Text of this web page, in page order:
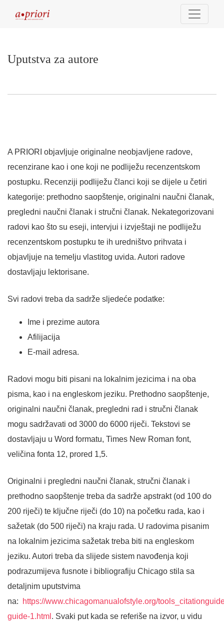
Uputstva za autore
A PRIORI objavljuje originalne neobjavljene radove,
recenzirane kao i one koji ne podliježu recenzentskom
postupku. Recenziji podliježu članci koji se dijele u četiri
kategorije: prethodno saopštenje, originalni naučni članak,
pregledni naučni članak i stručni članak. Nekategorizovani
radovi kao što su eseji, intervjui i izvještaji ne podliježu
recenzentskom postupku te ih uredništvo prihvata i
objavljuje na temelju vlastitog uvida. Autori radove
dostavljaju lektorisane.
Svi radovi treba da sadrže sljedeće podatke:
Ime i prezime autora
Afilijacija
E-mail adresa.
Radovi mogu biti pisani na lokalnim jezicima i na oba
pisma, kao i na engleskom jeziku. Prethodno saopštenje,
originalni naučni članak, pregledni rad i stručni članak
mogu sadržavati od 3000 do 6000 riječi. Tekstovi se
dostavljaju u Word formatu, Times New Roman font,
veličina fonta 12, prored 1,5.
Originalni i pregledni naučni članak, stručni članak i
prethodno saopštenje treba da sadrže apstrakt (od 100 do
200 riječi) te ključne riječi (do 10) na početku rada, kao i
sažetak (do 500 riječi) na kraju rada. U radovima pisanim
na lokalnim jezicima sažetak treba biti na engleskom
jeziku. Autori treba da slijede sistem navođenja koji
podrazumijeva fusnote i bibliografiju Chicago stila sa
detaljnim uputstvima
na:
https://www.chicagomanualofstyle.org/
guide-1.html . Svaki put kada se referiše na izvor, u vidu